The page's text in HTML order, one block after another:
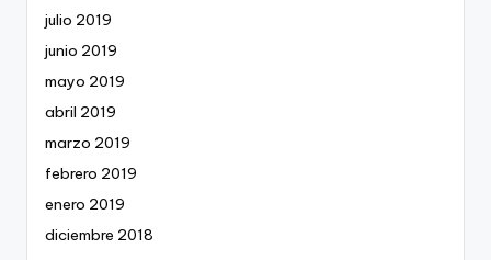
julio 2019
junio 2019
mayo 2019
abril 2019
marzo 2019
febrero 2019
enero 2019
diciembre 2018